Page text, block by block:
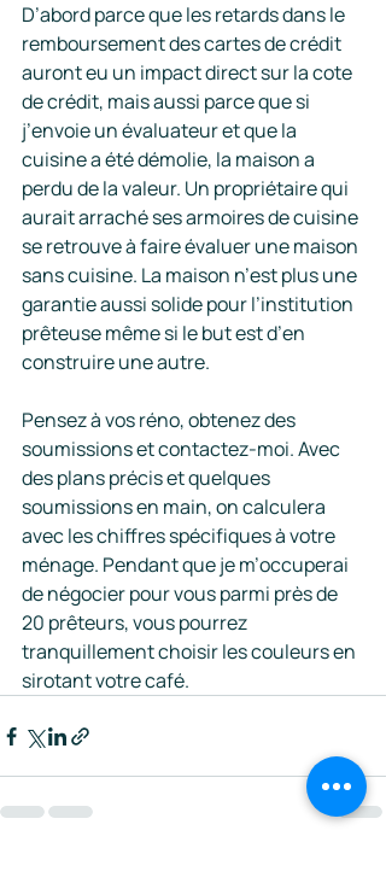
D’abord parce que les retards dans le
remboursement des cartes de crédit
auront eu un impact direct sur la cote
de crédit, mais aussi parce que si
j’envoie un évaluateur et que la
cuisine a été démolie, la maison a
perdu de la valeur. Un propriétaire qui
aurait arraché ses armoires de cuisine
se retrouve à faire évaluer une maison
sans cuisine. La maison n’est plus une
garantie aussi solide pour l’institution
prêteuse même si le but est d’en
construire une autre.
Pensez à vos réno, obtenez des
soumissions et contactez-moi. Avec
des plans précis et quelques
soumissions en main, on calculera
avec les chiffres spécifiques à votre
ménage. Pendant que je m’occuperai
de négocier pour vous parmi près de
20 prêteurs, vous pourrez
tranquillement choisir les couleurs en
sirotant votre café.